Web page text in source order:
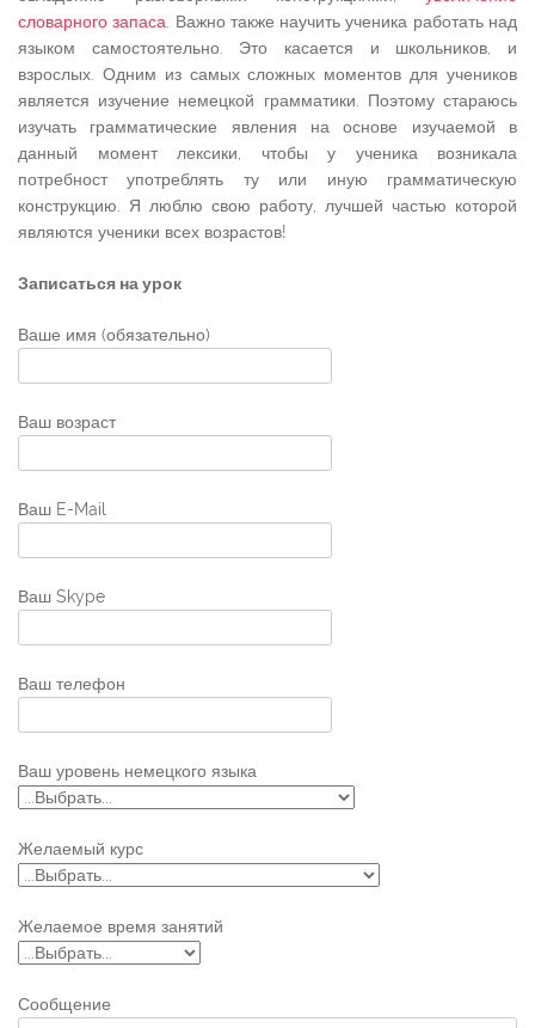
словарного запаса. Важно также научить ученика работать над
языком самостоятельно. Это касается и школьников, и
взрослых. Одним из самых сложных моментов для учеников
является изучение немецкой грамматики. Поэтому стараюсь
изучать грамматические явления на основе изучаемой в
данный момент лексики, чтобы у ученика возникала
потребност употреблять ту или иную грамматическую
конструкцию. Я люблю свою работу, лучшей частью которой
являются ученики всех возрастов!
Записаться на урок
Ваше имя (обязательно)
Ваш возраст
Ваш E-Mail
Ваш Skype
Ваш телефон
Ваш уровень немецкого языка
Желаемый курс
Желаемое время занятий
Сообщение